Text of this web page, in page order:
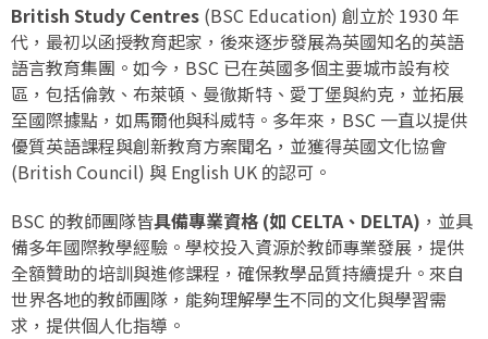
British Study Centres (BSC Education) 創立於 1930 年
代，最初以函授教育起家，後來逐步發展為英國知名的英語
語言教育集團。如今，BSC 已在英國多個主要城市設有校
區，包括倫敦、布萊頓、曼徹斯特、愛丁堡與約克，並拓展
至國際據點，如馬爾他與科威特。多年來，BSC 一直以提供
優質英語課程與創新教育方案聞名，並獲得英國文化協會
(British Council) 與 English UK 的認可。
BSC 的教師團隊皆具備專業資格 (如 CELTA、DELTA) ，並具
備多年國際教學經驗。學校投入資源於教師專業發展，提供
全額贊助的培訓與進修課程，確保教學品質持續提升。來自
世界各地的教師團隊，能夠理解學生不同的文化與學習需
求，提供個人化指導。